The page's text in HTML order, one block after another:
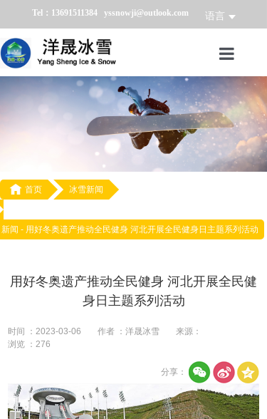
Tel：13691511384 yssnowji@outlook.com 语言
首页
冰雪产品
冰雪业务
冰雪新闻
 首页 冰雪新闻
新闻 - 用好冬奥遗产推动全民健身 河北开展全民健身日主题系列活动
用好冬奥遗产推动全民健身 河北开展全民健
身日主题系列活动
时间 ：2023-03-06 作者 ：洋晟冰雪
来源：
浏览 ：276
分享：